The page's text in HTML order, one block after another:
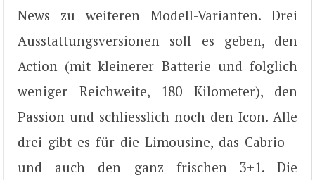
News zu weiteren Modell-Varianten. Drei
Ausstattungsversionen soll es geben, den
Action (mit kleinerer Batterie und folglich
weniger Reichweite, 180 Kilometer), den
Passion und schliesslich noch den Icon. Alle
drei gibt es für die Limousine, das Cabrio –
und auch den ganz frischen 3+1. Die